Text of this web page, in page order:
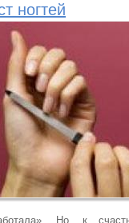
ногтей
Но, к